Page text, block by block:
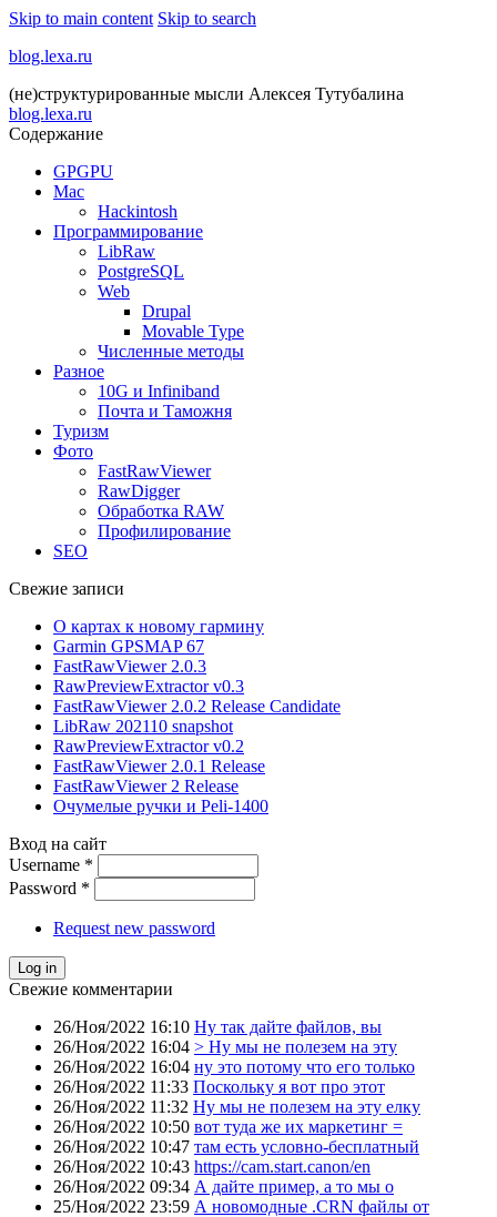
Skip to main content Skip to search
blog.lexa.ru
(не)структурированные мысли Алексея Тутубалина
blog.lexa.ru
Содержание
GPGPU
Mac
Hackintosh
Программирование
LibRaw
PostgreSQL
Web
Drupal
Movable Type
Численные методы
Разное
10G и Infiniband
Почта и Таможня
Туризм
Фото
FastRawViewer
RawDigger
Обработка RAW
Профилирование
SEO
Свежие записи
О картах к новому гармину
Garmin GPSMAP 67
FastRawViewer 2.0.3
RawPreviewExtractor v0.3
FastRawViewer 2.0.2 Release Candidate
LibRaw 202110 snapshot
RawPreviewExtractor v0.2
FastRawViewer 2.0.1 Release
FastRawViewer 2 Release
Очумелые ручки и Peli-1400
Вход на сайт
Username *
Password *
Request new password
Свежие комментарии
26/Ноя/2022 16:10 Ну так дайте файлов, вы
26/Ноя/2022 16:04 > Ну мы не полезем на эту
26/Ноя/2022 16:04 ну это потому что его только
26/Ноя/2022 11:33 Поскольку я вот про этот
26/Ноя/2022 11:32 Ну мы не полезем на эту елку
26/Ноя/2022 10:50 вот туда же их маркетинг =
26/Ноя/2022 10:47 там есть условно-бесплатный
26/Ноя/2022 10:43 https://cam.start.canon/en
26/Ноя/2022 09:34 А дайте пример, а то мы о
25/Ноя/2022 23:59 А новомодные .CRN файлы от